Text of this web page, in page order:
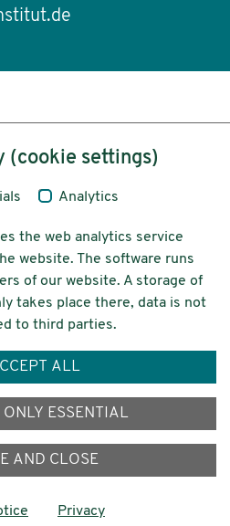
für
DeZIM e.V.
(cookie settings)
Analytics
the web analytics service
website. The software runs
of our website. A storage of
takes place there, data is not
to third parties.
ALL
ONLY ESSENTIAL
AND CLOSE
Privacy